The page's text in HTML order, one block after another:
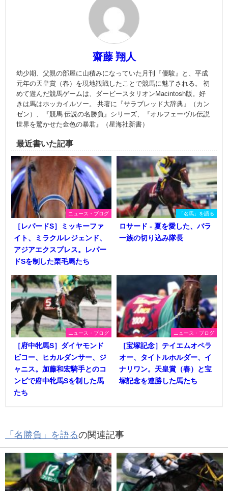
齋藤 翔人
幼少期、父親の部屋に山積みになっていた月刊『優駿』と、平成
元年の天皇賞（春）を現地観戦したことで競馬に魅了される。 初
めて遊んだ競馬ゲームは、ダービースタリオンMacintosh版。好
きは馬はホッカイルソー。 共著に『サラブレッド大辞典』（カン
ゼン）、『競馬 伝説の名勝負』シリーズ、『オルフェーヴル伝説
世界を驚かせた金色の暴君』（星海社新書）
最近書いた記事
ニュース・ブログ
［レパードS］ミッキーファ
イト、ミラクルレジェンド、
アジアエクスプレス。レパー
ドSを制した栗毛馬たち
「名馬」を語る
ロサード - 夏を愛した、バラ
一族の切り込み隊長
ニュース・ブログ
［府中牝馬S］ダイヤモンド
ビコー、ヒカルダンサー、ジ
ャニス。加藤和宏騎手とのコ
ンビで府中牝馬Sを制した馬
たち
ニュース・ブログ
［宝塚記念］テイエムオペラ
オー、タイトルホルダー、イ
ナリワン。天皇賞（春）と宝
塚記念を連勝した馬たち
「名勝負」を語るの関連記事